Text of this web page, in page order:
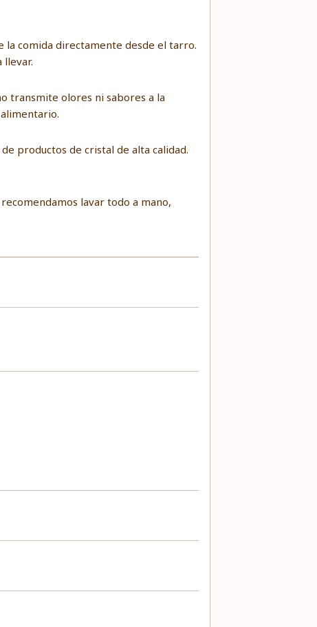
la comida directamente desde el tarro.
llevar.
transmite olores ni sabores a la
productos de cristal de alta calidad.
lavar todo a mano,